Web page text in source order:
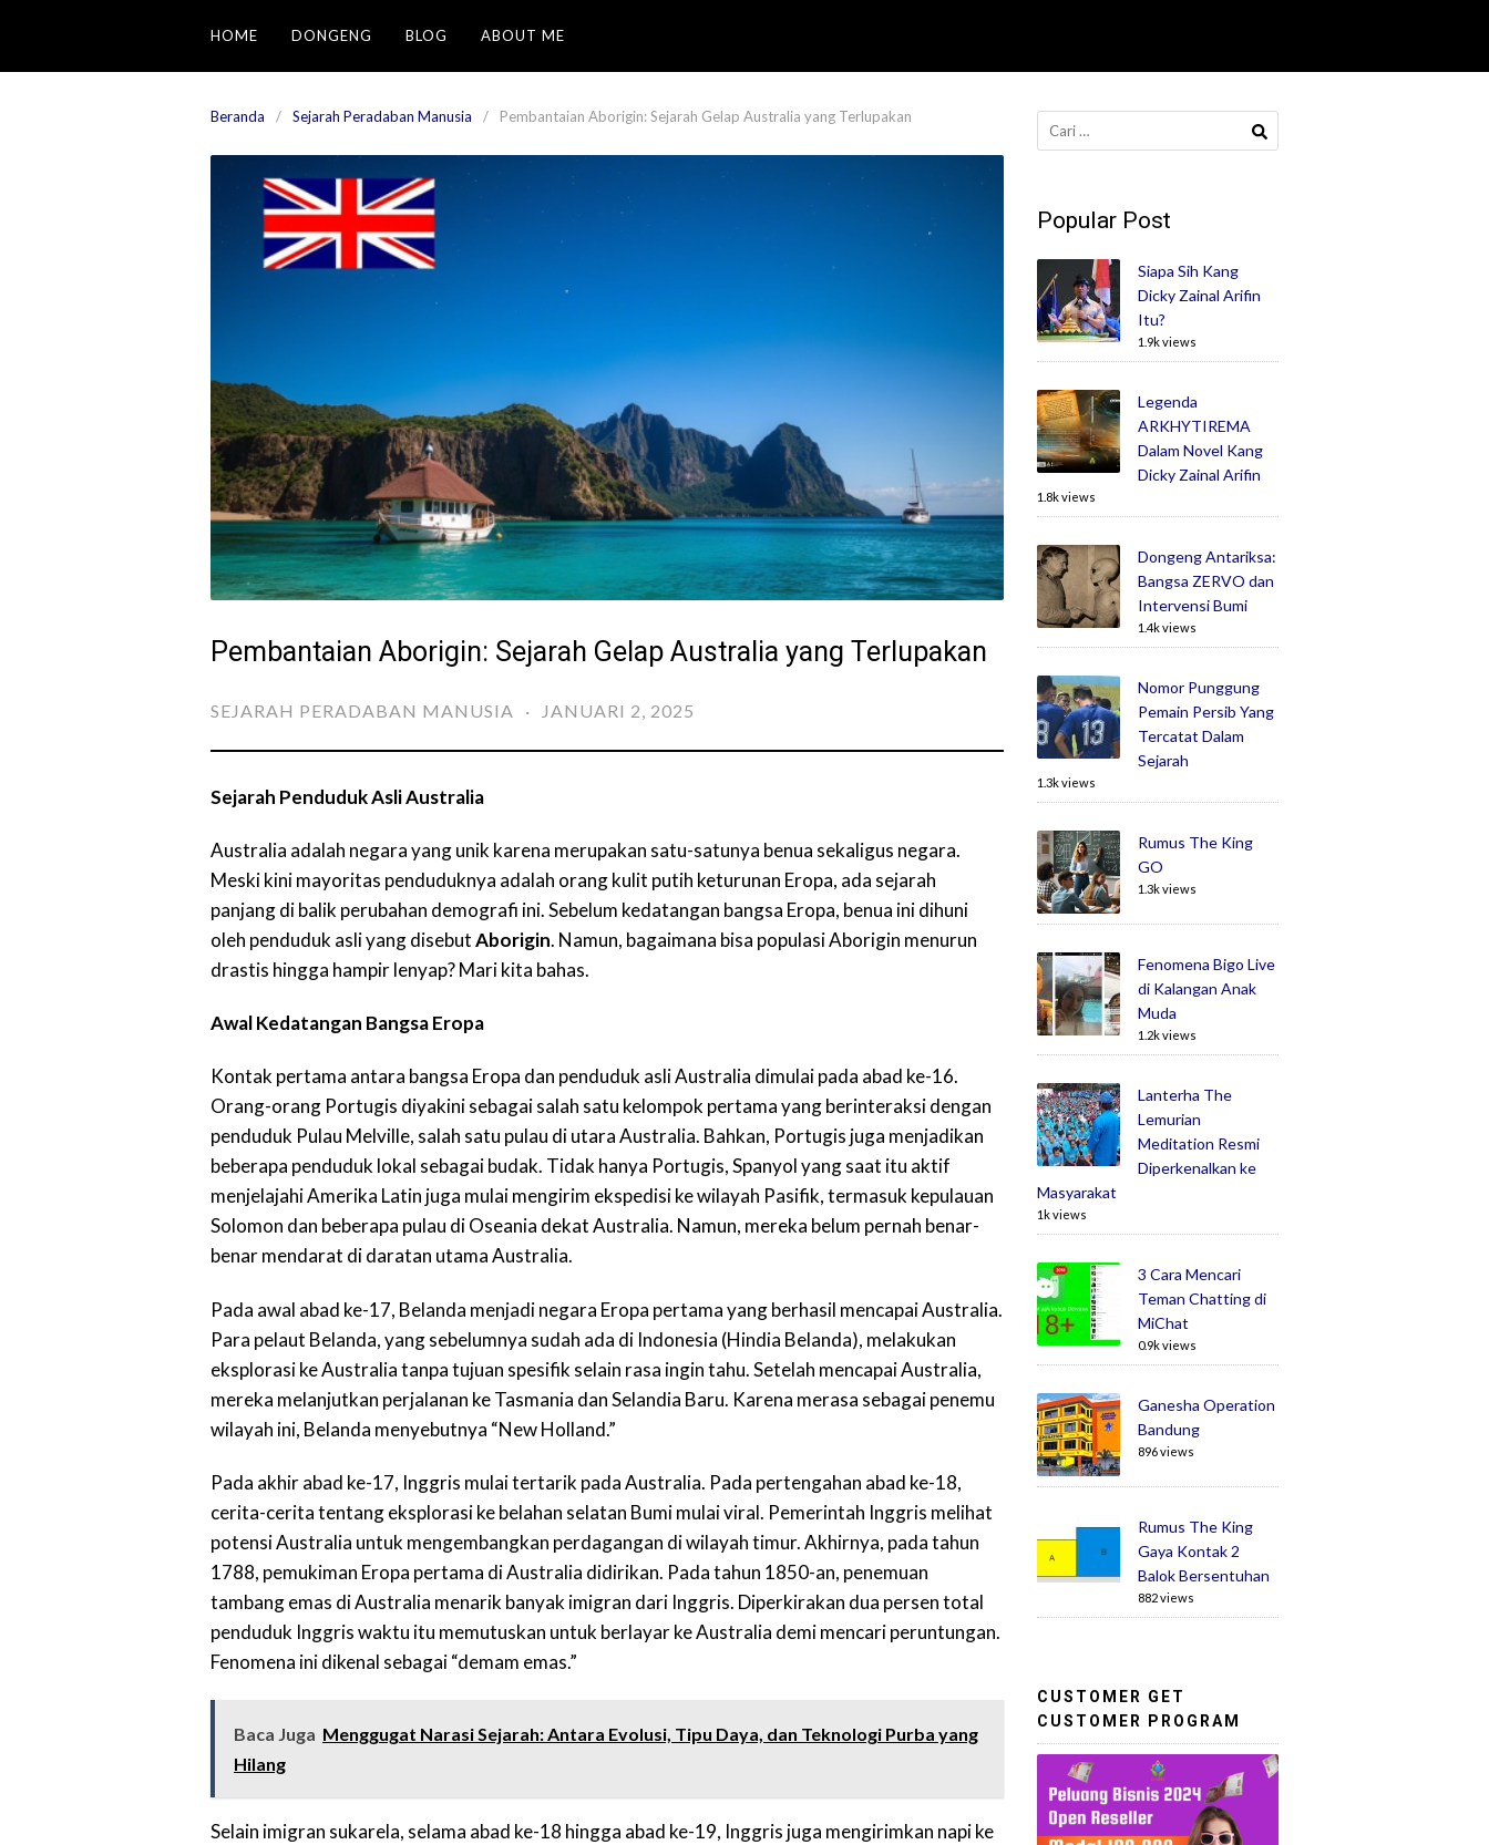
konten
HOME DONGENG BLOG ABOUT ME
Beranda Sejarah Peradaban Manusia Pembantaian Aborigin: Sejarah Gelap Australia yang Terlupakan
Pembantaian Aborigin: Sejarah Gelap Australia yang Terlupakan
SEJARAH PERADABAN MANUSIA · JANUARI 2, 2025
Sejarah Penduduk Asli Australia
Australia adalah negara yang unik karena merupakan satu-satunya benua sekaligus negara.
Meski kini mayoritas penduduknya adalah orang kulit putih keturunan Eropa, ada sejarah
panjang di balik perubahan demografi ini. Sebelum kedatangan bangsa Eropa, benua ini dihuni
oleh penduduk asli yang disebutAborigin. Namun, bagaimana bisa populasi Aborigin menurun
drastis hingga hampir lenyap? Mari kita bahas.
Awal Kedatangan Bangsa Eropa
Kontak pertama antara bangsa Eropa dan penduduk asli Australia dimulai pada abad ke-16.
Orang-orang Portugis diyakini sebagai salah satu kelompok pertama yang berinteraksi dengan
penduduk Pulau Melville, salah satu pulau di utara Australia. Bahkan, Portugis juga menjadikan
beberapa penduduk lokal sebagai budak. Tidak hanya Portugis, Spanyol yang saat itu aktif
menjelajahi Amerika Latin juga mulai mengirim ekspedisi ke wilayah Pasifik, termasuk kepulauan
Solomon dan beberapa pulau di Oseania dekat Australia. Namun, mereka belum pernah benar-
benar mendarat di daratan utama Australia.
Pada awal abad ke-17, Belanda menjadi negara Eropa pertama yang berhasil mencapai Australia.
Para pelaut Belanda, yang sebelumnya sudah ada di Indonesia (Hindia Belanda), melakukan
eksplorasi ke Australia tanpa tujuan spesifik selain rasa ingin tahu. Setelah mencapai Australia,
mereka melanjutkan perjalanan ke Tasmania dan Selandia Baru. Karena merasa sebagai penemu
wilayah ini, Belanda menyebutnya “New Holland.”
Pada akhir abad ke-17, Inggris mulai tertarik pada Australia. Pada pertengahan abad ke-18,
cerita-cerita tentang eksplorasi ke belahan selatan Bumi mulai viral. Pemerintah Inggris melihat
potensi Australia untuk mengembangkan perdagangan di wilayah timur. Akhirnya, pada tahun
1788, pemukiman Eropa pertama di Australia didirikan. Pada tahun 1850-an, penemuan
tambang emas di Australia menarik banyak imigran dari Inggris. Diperkirakan dua persen total
penduduk Inggris waktu itu memutuskan untuk berlayar ke Australia demi mencari peruntungan.
Fenomena ini dikenal sebagai “demam emas.”
Baca Juga Menggugat Narasi Sejarah: Antara Evolusi, Tipu Daya, dan Teknologi Purba yang
Hilang
Selain imigran sukarela, selama abad ke-18 hingga abad ke-19, Inggris juga mengirimkan napi ke
Cari
untuk:
Popular Post
Siapa Sih Kang
Dicky Zainal Arifin
Itu?
1.9k views
Legenda
ARKHYTIREMA
Dalam Novel Kang
Dicky Zainal Arifin
1.8k views
Dongeng Antariksa:
Bangsa ZERVO dan
Intervensi Bumi
1.4k views
Nomor Punggung
Pemain Persib Yang
Tercatat Dalam
Sejarah
1.3k views
Rumus The King
GO
1.3k views
Fenomena Bigo Live
di Kalangan Anak
Muda
1.2k views
Lanterha The
Lemurian
Meditation Resmi
Diperkenalkan ke
Masyarakat
1k views
3 Cara Mencari
Teman Chatting di
MiChat
0.9k views
Ganesha Operation
Bandung
896 views
Rumus The King
Gaya Kontak 2
Balok Bersentuhan
882 views
CUSTOMER GET
CUSTOMER PROGRAM